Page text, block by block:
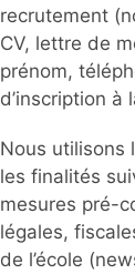
recrutement
CV, lettre de
prénom,
d’inscription
Nous utilisons
les finalités
mesures pré-
légales,
de l’école